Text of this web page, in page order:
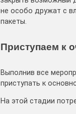
не особо дружат с
пакеты.
Приступаем к
Выполнив все
приступать к
На этой стадии